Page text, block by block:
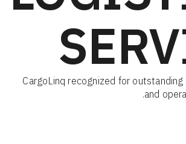
CargoLinq recognized for
and